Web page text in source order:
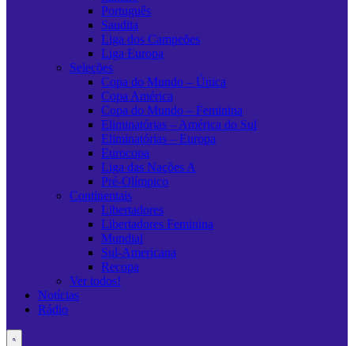
Português
Saudita
Liga dos Campeões
Liga Europa
Seleções
Copa do Mundo – Única
Copa América
Copa do Mundo – Feminina
Eliminatórias – América do Sul
Eliminatórias – Europa
Eurocopa
Liga das Nações A
Pré-Olímpico
Continentais
Libertadores
Libertadores Feminina
Mundial
Sul-Americana
Recopa
Ver todos!
Notícias
Rádio